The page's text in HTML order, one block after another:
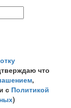
что
,
с Политикой
)